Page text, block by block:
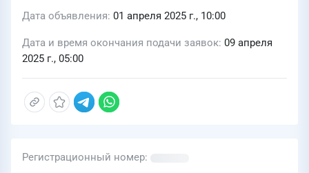
Дата объявления 01 апреля 2025 г., 10:00
Дата и время окончания подачи заявок 09 апреля
2025 г., 05:00
Регистрационный номер